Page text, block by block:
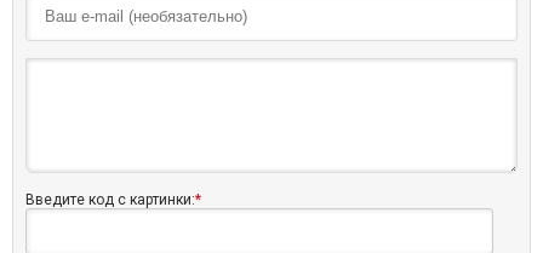
Введите код с картинки:*